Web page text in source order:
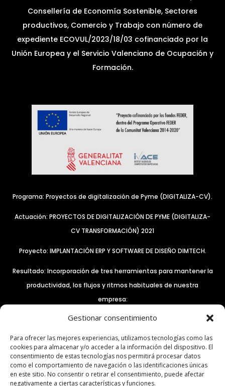
Gestionar consentimiento
Para ofrecer las mejores experiencias, utilizamos tecnologías como las
cookies para almacenar y/o acceder a la información del dispositivo. El
consentimiento de estas tecnologías nos permitirá procesar datos
como el comportamiento de navegación o las identificaciones únicas
en este sitio. No consentir o retirar el consentimiento, puede afectar
negativamente a ciertas características y funciones.
Consellería de Economía Sostenible, Sectores
productivos, Comercio y Trabajo con número de
expediente ECOVUL/2023/18/03 cofinanciado por la
Unión Europea y el Servicio Valenciano de Ocupación y
Formación.
Programa: Proyectos de digitalización de Pyme (DIGITALIZA-CV).
Actuación: PROYECTOS DE DIGITALIZACIÓN DE PYME (DIGITALIZA-
CV TRANSFORMACIÓN) 2021
Proyecto: IMPLANTACIÓN ERP Y SOFTWARE DE DISEÑO DIMTECH.
Resultado: Incorporación de tres herramientas para mantener la
productividad, los flujos y ritmos habituales de nuestra
empresa:
– El control remoto de equipos a través del software Anydesk.
– ERP INTEGRA QS PROFESSIONAL
– Software DIM3D TEAMS, para mejorar y optimizar el
departamento de diseño y desarrollo.
Expediente: IMDIGA/2021/302